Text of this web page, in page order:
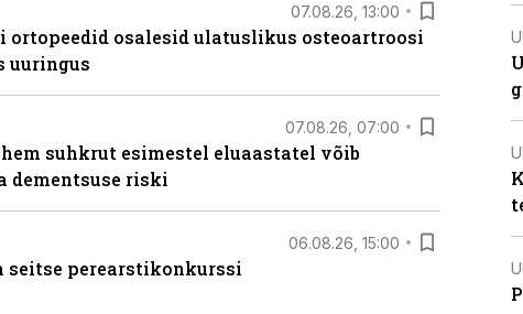
07.08.26, 13:00
osalesid ulatuslikus osteoartroosi
uuringus
07.08.26, 07:00
suhkrut esimestel eluaastatel võib
dementsuse riski
06.08.26, 15:00
seitse perearstikonkurssi